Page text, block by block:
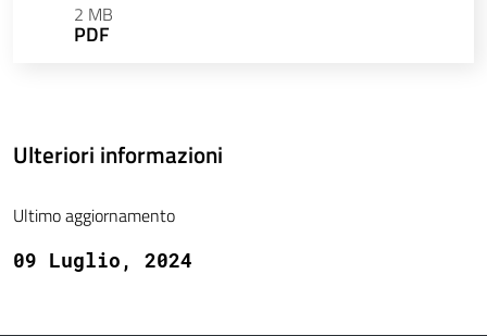
2 MB
PDF
Ulteriori informazioni
Ultimo aggiornamento
09 Luglio, 2024